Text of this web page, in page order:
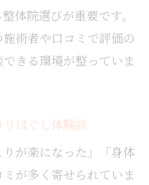
体院選びが重要です。
術者や口コミで評価の
きる環境が整っていま
ほぐし体験談
が楽になった」「身体
が多く寄せられていま